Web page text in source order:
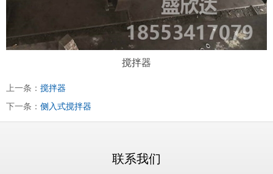
搅拌器
上一条： 搅拌器
下一条： 侧入式搅拌器
联系我们